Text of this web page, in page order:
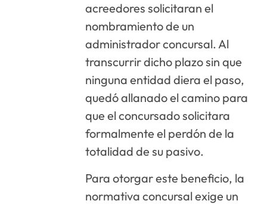
acreedores solicitaran el
nombramiento de un
administrador concursal. Al
transcurrir dicho plazo sin que
ninguna entidad diera el paso,
quedó allanado el camino para
que el concursado solicitara
formalmente el perdón de la
totalidad de su pasivo.
Para otorgar este beneficio, la
normativa concursal exige un